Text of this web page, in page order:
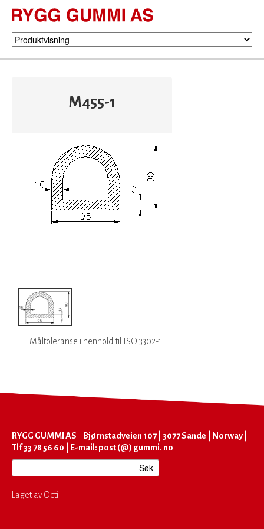
M455-1
Måltoleranse i henhold til ISO 3302-1E
RYGG GUMMI AS
Bjørnstadveien 107 | 3077 Sande | Norway |
Tlf 33 78 56 60 | E-mail: post (@) gummi. no
Laget av Octi